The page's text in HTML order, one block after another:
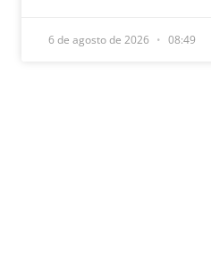
6 de agosto de 2026 08:49